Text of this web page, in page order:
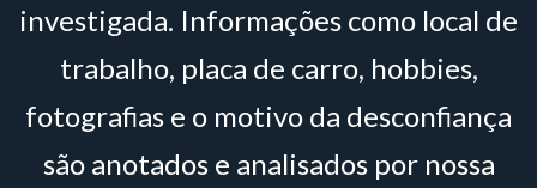
investigada. Informações como local de
trabalho, placa de carro, hobbies,
fotografias e o motivo da desconfiança
são anotados e analisados por nossa